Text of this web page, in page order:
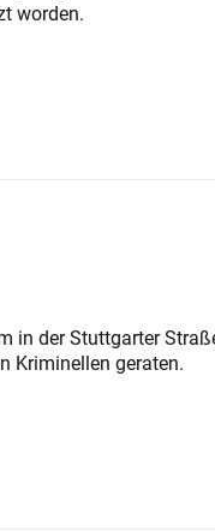
worden.
in der Stuttgarter
Kriminellen geraten.